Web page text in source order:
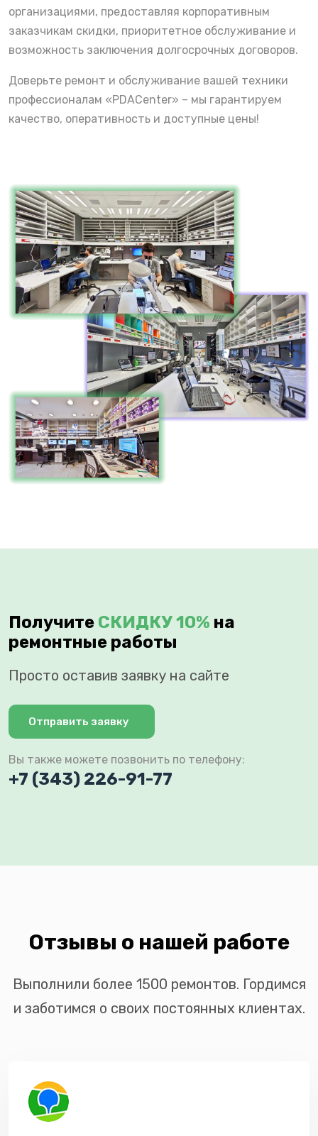
организациями, предоставляя корпоративным
заказчикам скидки, приоритетное обслуживание и
возможность заключения долгосрочных договоров.
Доверьте ремонт и обслуживание вашей техники
профессионалам «PDACenter» – мы гарантируем
качество, оперативность и доступные цены!
Получите СКИДКУ 10% на
ремонтные работы
Просто оставив заявку на сайте
Отправить заявку
Вы также можете позвонить по телефону:
+7 (343) 226-91-77
Отзывы о нашей работе
Выполнили более 1500 ремонтов. Гордимся
и заботимся о своих постоянных клиентах.